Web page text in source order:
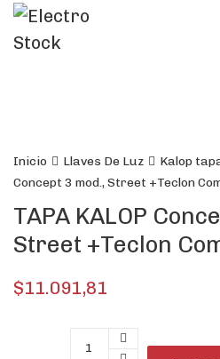
Inicio Llaves De Luz Kalop
Concept 3 mod., Street +Teclon
TAPA KALOP
Street +Teclon
$11.091,81